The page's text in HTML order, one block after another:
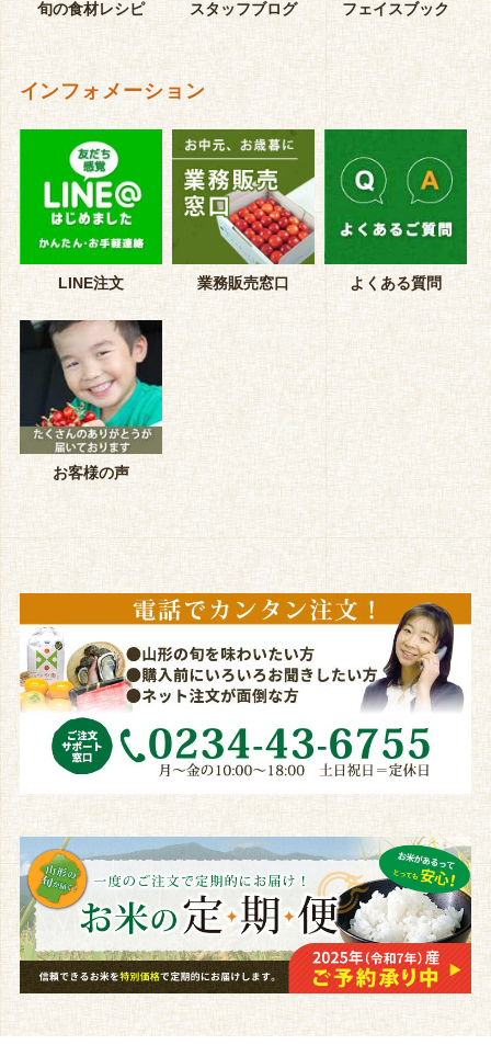
旬の食材レシピ スタッフブログ フェイスブック
インフォメーション
LINE注文 業務販売窓口 よくある質問
お客様の声